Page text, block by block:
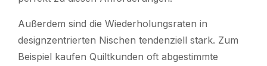
Außerdem sind die Wiederholungsraten in
designzentrierten Nischen tendenziell stark. Zum
Beispiel kaufen Quiltkunden oft abgestimmte